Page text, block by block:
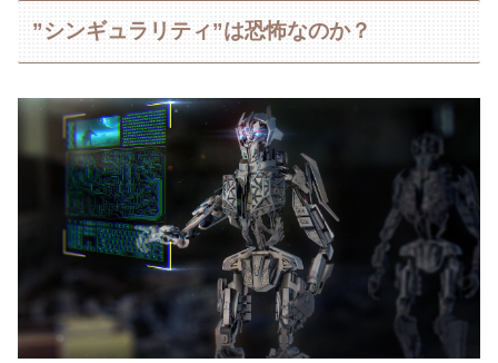
”シンギュラリティ”は恐怖なのか？